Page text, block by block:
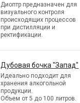
Диоптр предназначен для
визуального контроля
происходящих процессов
при дистилляции и
ректификации.
Дубовая бочка "Запад"
Идеально подходит для
хранения алкогольной
продукции.
Объем от 5 до 100 литров.